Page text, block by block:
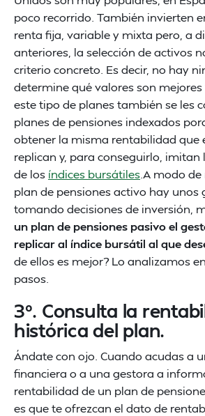
poco recorrido. También invierten
renta fija, variable y mixta pero, a
anteriores, la selección de activos
criterio concreto. Es decir, no hay
determine qué valores son mejores
este tipo de planes también se les
planes de pensiones indexados
obtener la misma rentabilidad que
replican y, para conseguirlo, imitan
de los índices bursátiles .A modo
plan de pensiones activo hay unos
tomando decisiones de inversión,
un plan de pensiones pasivo el
replicar al índice bursátil al que
de ellos es mejor? Lo analizamos
pasos.
3º. Consulta la
histórica del plan.
Ándate con ojo. Cuando acudas a
financiera o a una gestora a
rentabilidad de un plan de
es que te ofrezcan el dato de